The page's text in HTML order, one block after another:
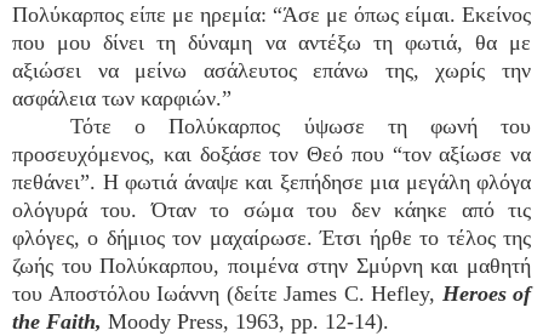
Πολύκαρπος είπε με ηρεμία: “Άσε με όπως είμαι. Εκείνος
που μου δίνει τη δύναμη να αντέξω τη φωτιά, θα με
αξιώσει να μείνω ασάλευτος επάνω της, χωρίς την
ασφάλεια των καρφιών.”
Τότε ο Πολύκαρπος ύψωσε τη φωνή του
προσευχόμενος, και δοξάσε τον Θεό που “τον αξίωσε να
πεθάνει”. Η φωτιά άναψε και ξεπήδησε μια μεγάλη φλόγα
ολόγυρά του. Όταν το σώμα του δεν κάηκε από τις
φλόγες, ο δήμιος τον μαχαίρωσε. Έτσι ήρθε το τέλος της
ζωής του Πολύκαρπου, ποιμένα στην Σμύρνη και μαθητή
του Αποστόλου Ιωάννη (δείτε James C. Hefley, Heroes of
the Faith, Moody Press, 1963, pp. 12-14).